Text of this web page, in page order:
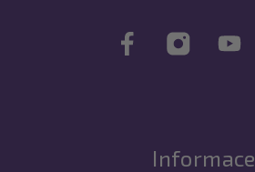
Informace